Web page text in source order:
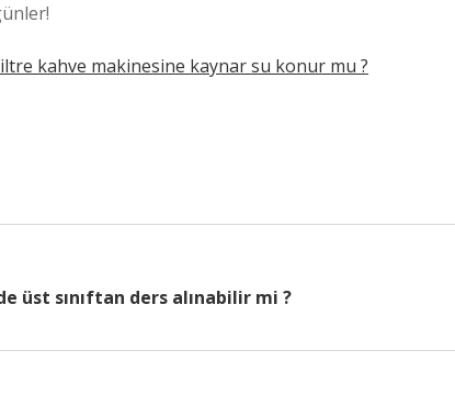
kahve makinesine kaynar su konur mu ?
üst sınıftan ders alınabilir mi ?